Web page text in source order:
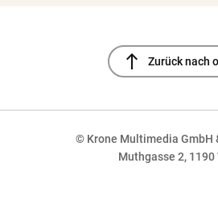
north Zurück nach
© Krone Multimedia GmbH
Muthgasse 2, 1190